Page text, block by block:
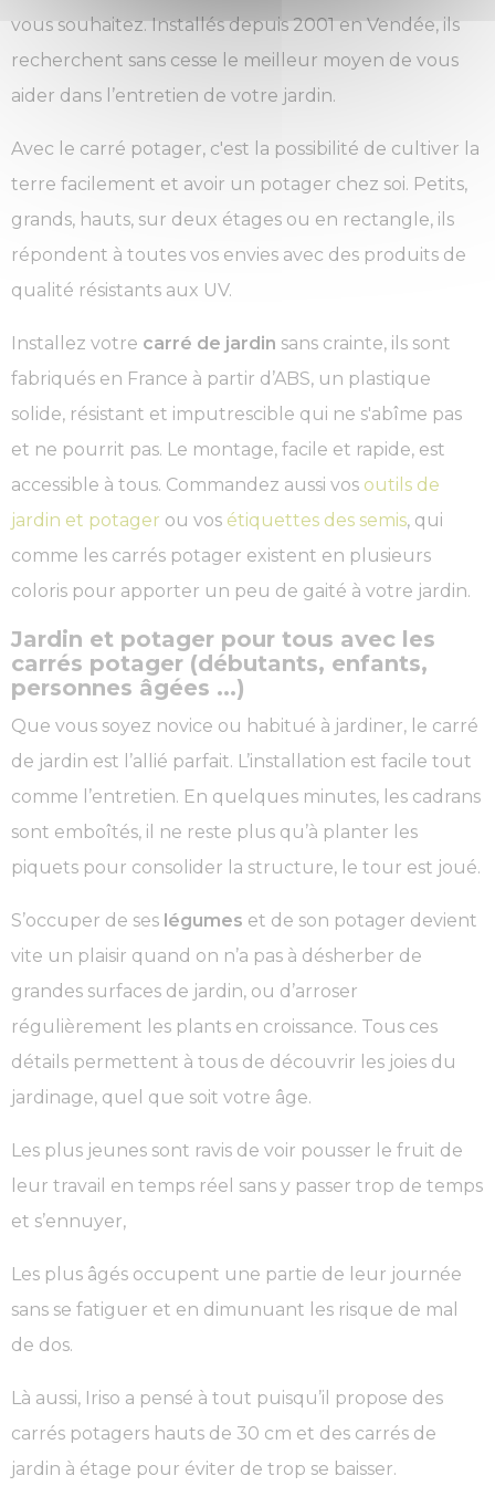
vous souhaitez. Installés depuis 2001 en Vendée, ils
recherchent sans cesse le meilleur moyen de vous
aider dans l’entretien de votre jardin.
Avec le carré potager, c'est la possibilité de cultiver la
terre facilement et avoir un potager chez soi. Petits,
grands, hauts, sur deux étages ou en rectangle, ils
répondent à toutes vos envies avec des produits de
qualité résistants aux UV.
Installez votre carré de jardin sans crainte, ils sont
fabriqués en France à partir d’ABS, un plastique
solide, résistant et imputrescible qui ne s'abîme pas
et ne pourrit pas. Le montage, facile et rapide, est
accessible à tous. Commandez aussi vos outils de
jardin et potager ou vos étiquettes des semis, qui
comme les carrés potager existent en plusieurs
coloris pour apporter un peu de gaité à votre jardin.
Jardin et potager pour tous avec les
carrés potager (débutants, enfants,
personnes âgées ...)
Que vous soyez novice ou habitué à jardiner, le carré
de jardin est l’allié parfait. L’installation est facile tout
comme l’entretien. En quelques minutes, les cadrans
sont emboîtés, il ne reste plus qu’à planter les
piquets pour consolider la structure, le tour est joué.
S’occuper de ses légumes et de son potager devient
vite un plaisir quand on n’a pas à désherber de
grandes surfaces de jardin, ou d’arroser
régulièrement les plants en croissance. Tous ces
détails permettent à tous de découvrir les joies du
jardinage, quel que soit votre âge.
Les plus jeunes sont ravis de voir pousser le fruit de
leur travail en temps réel sans y passer trop de temps
et s’ennuyer,
Les plus âgés occupent une partie de leur journée
sans se fatiguer et en dimunuant les risque de mal
de dos.
Là aussi, Iriso a pensé à tout puisqu’il propose des
carrés potagers hauts de 30 cm et des carrés de
jardin à étage pour éviter de trop se baisser.